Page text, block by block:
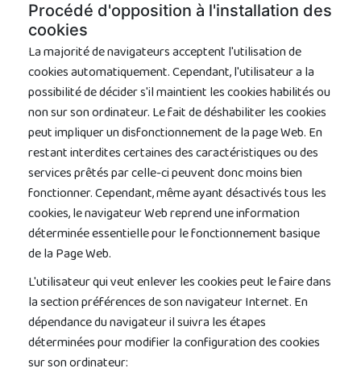
Procédé d'opposition à l'installation des
cookies
La majorité de navigateurs acceptent l'utilisation de
cookies automatiquement. Cependant, l'utilisateur a la
possibilité de décider s'il maintient les cookies habilités ou
non sur son ordinateur. Le fait de déshabiliter les cookies
peut impliquer un disfonctionnement de la page Web. En
restant interdites certaines des caractéristiques ou des
services prêtés par celle-ci peuvent donc moins bien
fonctionner. Cependant, même ayant désactivés tous les
cookies, le navigateur Web reprend une information
déterminée essentielle pour le fonctionnement basique
de la Page Web.
L'utilisateur qui veut enlever les cookies peut le faire dans
la section préférences de son navigateur Internet. En
dépendance du navigateur il suivra les étapes
déterminées pour modifier la configuration des cookies
sur son ordinateur: